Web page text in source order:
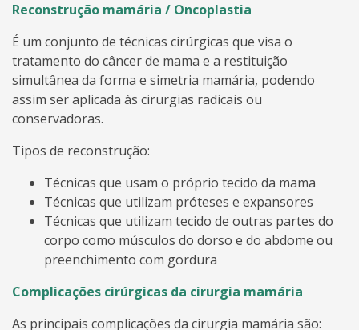
Reconstrução mamária / Oncoplastia
É um conjunto de técnicas cirúrgicas que visa o
tratamento do câncer de mama e a restituição
simultânea da forma e simetria mamária, podendo
assim ser aplicada às cirurgias radicais ou
conservadoras.
Tipos de reconstrução:
Técnicas que usam o próprio tecido da mama
Técnicas que utilizam próteses e expansores
Técnicas que utilizam tecido de outras partes do
corpo como músculos do dorso e do abdome ou
preenchimento com gordura
Complicações cirúrgicas da cirurgia mamária
As principais complicações da cirurgia mamária são: